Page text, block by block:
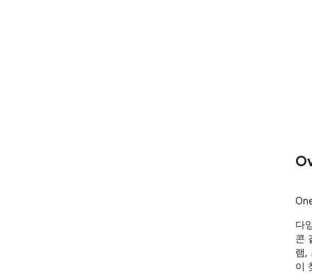
다
콘
램,
이